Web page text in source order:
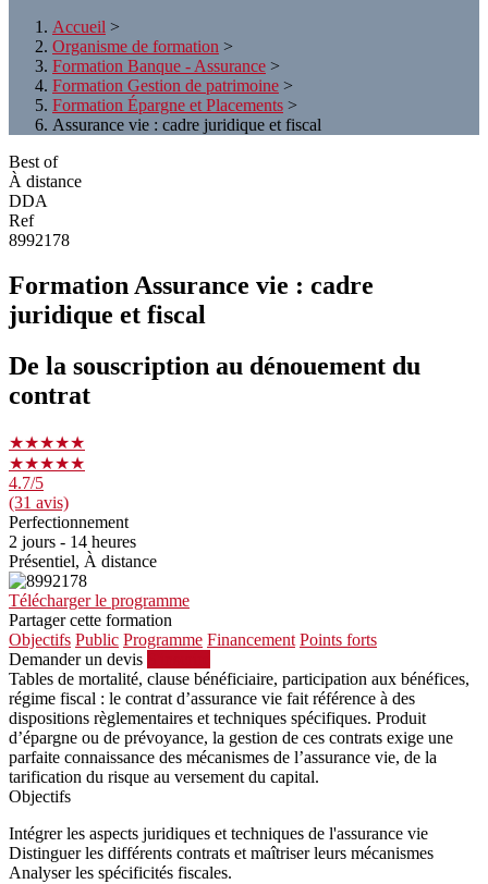
Accueil >
Organisme de formation >
Formation Banque - Assurance >
Formation Gestion de patrimoine >
Formation Épargne et Placements >
Assurance vie : cadre juridique et fiscal
Best of
À distance
DDA
Ref
8992178
Formation Assurance vie : cadre
juridique et fiscal
De la souscription au dénouement du
contrat
★★★★★
★★★★★
4.7/5
(31 avis)
Perfectionnement
2 jours - 14 heures
Présentiel, À distance
Télécharger le programme
Partager cette formation
Objectifs Public Programme Financement Points forts
Demander un devis
Tables de mortalité, clause bénéficiaire, participation aux bénéfices,
régime fiscal : le contrat d’assurance vie fait référence à des
dispositions règlementaires et techniques spécifiques. Produit
d’épargne ou de prévoyance, la gestion de ces contrats exige une
parfaite connaissance des mécanismes de l’assurance vie, de la
tarification du risque au versement du capital.
Objectifs
Intégrer les aspects juridiques et techniques de l'assurance vie
Distinguer les différents contrats et maîtriser leurs mécanismes
Analyser les spécificités fiscales.